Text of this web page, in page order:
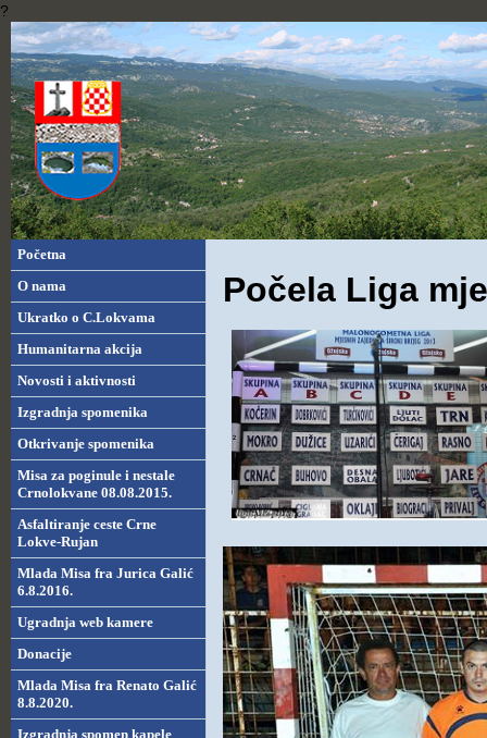
?
Početna
O nama
Ukratko o C.Lokvama
Humanitarna akcija
Novosti i aktivnosti
Izgradnja spomenika
Otkrivanje spomenika
Misa za poginule i nestale
Crnolokvane 08.08.2015.
Asfaltiranje ceste Crne
Lokve-Rujan
Mlada Misa fra Jurica Galić
6.8.2016.
Ugradnja web kamere
Donacije
Mlada Misa fra Renato Galić
8.8.2020.
Izgradnja spomen kapele
Počela Liga